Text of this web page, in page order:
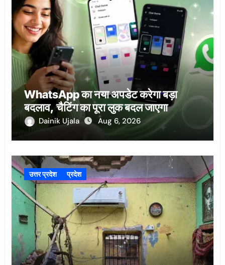
WhatsApp का नया अपडेट करेगा बड़ा
बदलाव, चैटिंग का पूरा लुक बदल जाएगा
Dainik Ujala Aug 6, 2026
उत्तर प्रदेश प्रदेश